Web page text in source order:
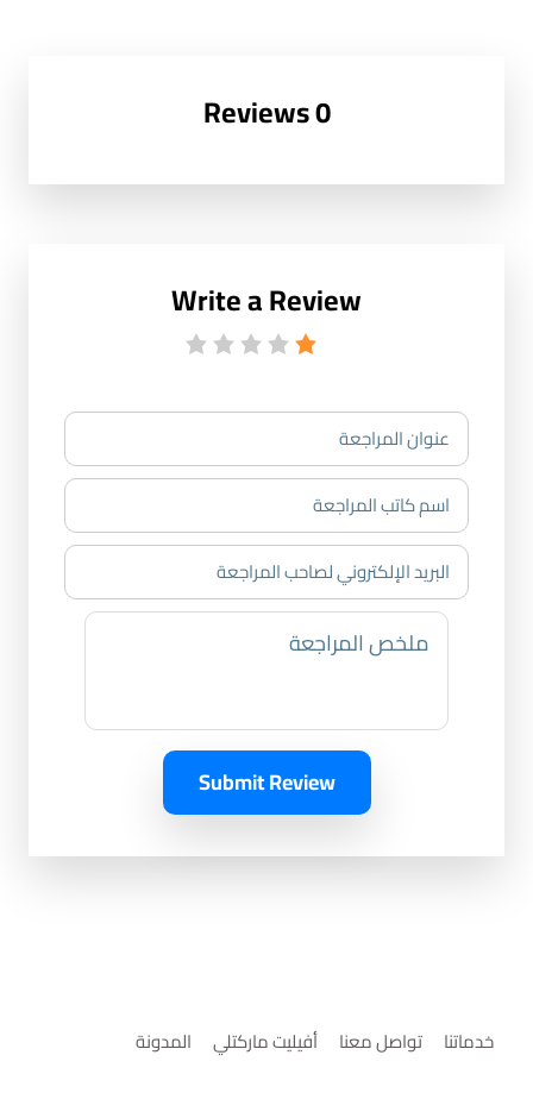
0 Reviews
Write a Review
Submit Review
خدماتنا تواصل معنا أفيليت ماركتلي المدونة